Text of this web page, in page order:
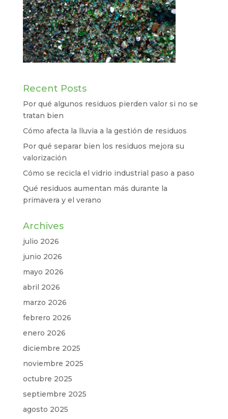
Recent Posts
Por qué algunos residuos pierden valor si no se
tratan bien
Cómo afecta la lluvia a la gestión de residuos
Por qué separar bien los residuos mejora su
valorización
Cómo se recicla el vidrio industrial paso a paso
Qué residuos aumentan más durante la
primavera y el verano
Archives
julio 2026
junio 2026
mayo 2026
abril 2026
marzo 2026
febrero 2026
enero 2026
diciembre 2025
noviembre 2025
octubre 2025
septiembre 2025
agosto 2025